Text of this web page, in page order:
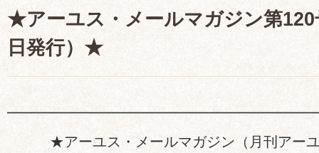
★アーユス・メールマガジン第120
日発行）★
★アーユス・メールマガジン（月刊アー